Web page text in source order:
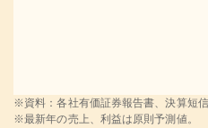
※資料：各社有価証券報告書、決算短信
※最新年の売上、利益は原則予測値。